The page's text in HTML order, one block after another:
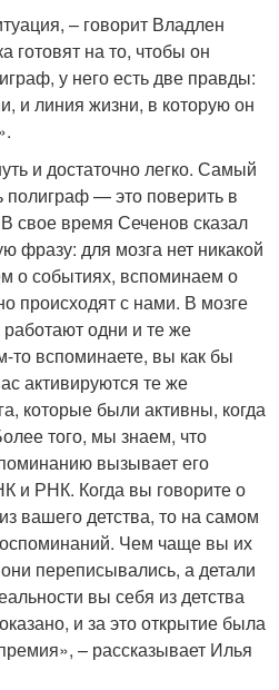
– говорит Владлен
готовят на то, чтобы он
у него есть две правды:
и линия жизни, в которую он
и достаточно легко. Самый
полиграф — это поверить в
свое время Сеченов сказал
фразу: для мозга нет никакой
о событиях, вспоминаем о
происходят с нами. В мозге
одни и те же
то вспоминаете, вы как бы
активируются те же
которые были активны, когда
того, мы знаем, что
вызывает его
и РНК. Когда вы говорите о
вашего детства, то на самом
Чем чаще вы их
переписывались, а детали
вы себя из детства
и за это открытие была
– рассказывает Илья